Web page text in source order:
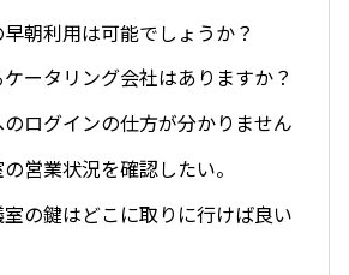
朝利用は可能でしょうか？
ータリング会社はありますか？
ログインの仕方が分かりません
営業状況を確認したい。
の鍵はどこに取りに行けば良い